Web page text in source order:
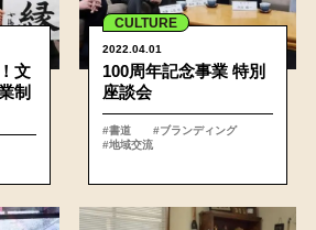
文
制
CULTURE
2022.04.01
100周年記念事業 特別
座談会
#書道
#ブランディング
#地域交流
詳細